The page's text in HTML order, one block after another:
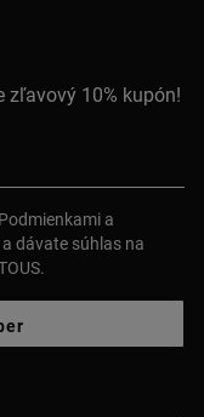
zľavový 10% kupón!
a
dávate súhlas na